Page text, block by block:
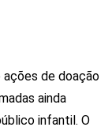
de doação
ainda
infantil. O